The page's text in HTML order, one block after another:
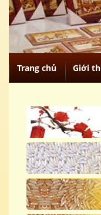
Trang chủ Giới